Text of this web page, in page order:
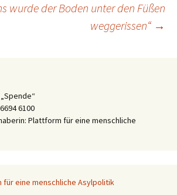
wurde der Boden unter den Füßen
weggerissen“ →
6100
Plattform für eine menschliche
eine menschliche Asylpolitik